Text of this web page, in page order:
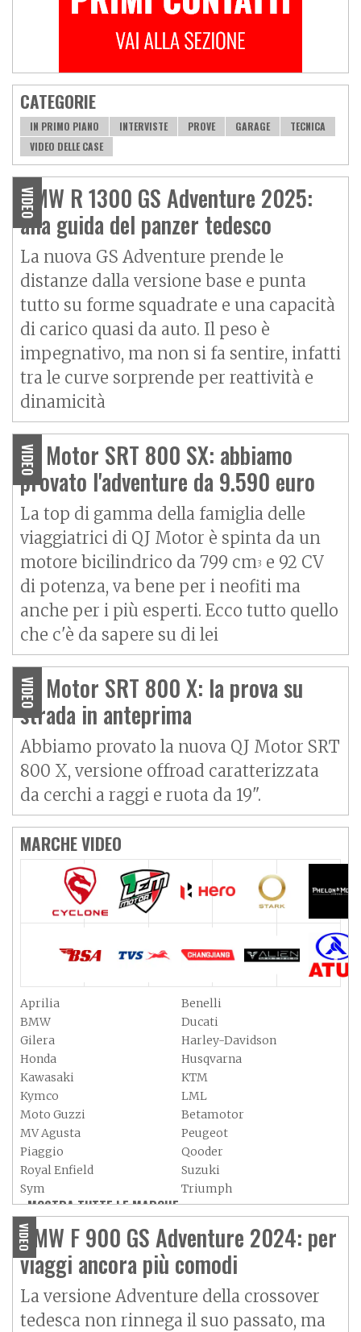
CATEGORIE
IN PRIMO PIANO INTERVISTE PROVE GARAGE
TECNICA
VIDEO DELLE CASE
VIDEO
BMW R 1300 GS Adventure 2025:
alla guida del panzer tedesco
La nuova GS Adventure prende le
distanze dalla versione base e punta
tutto su forme squadrate e una capacità
di carico quasi da auto. Il peso è
impegnativo, ma non si fa sentire, infatti
tra le curve sorprende per reattività e
dinamicità
VIDEO
QJ Motor SRT 800 SX: abbiamo
provato l'adventure da 9.590 euro
La top di gamma della famiglia delle
viaggiatrici di QJ Motor è spinta da un
motore bicilindrico da 799 cm 3 e 92 CV
di potenza, va bene per i neofiti ma
anche per i più esperti. Ecco tutto quello
che c'è da sapere su di lei
VIDEO
QJ Motor SRT 800 X: la prova su
strada in anteprima
Abbiamo provato la nuova QJ Motor SRT
800 X, versione offroad caratterizzata
da cerchi a raggi e ruota da 19".
MARCHE VIDEO
Aprilia
Benelli
BMW
Ducati
Gilera
Harley-Davidson
Honda
Husqvarna
Kawasaki
KTM
Kymco
LML
Moto Guzzi
Betamotor
MV Agusta
Peugeot
Piaggio
Qooder
Royal Enfield
Suzuki
Sym
Triumph
Vespa
Yamaha
Adiva
Aeon
Aspes
Axy
Baotian
MOSTRA TUTTE LE MARCHE »
VIDEO
BMW F 900 GS Adventure 2024: per
viaggi ancora più comodi
La versione Adventure della crossover
tedesca non rinnega il suo passato, ma